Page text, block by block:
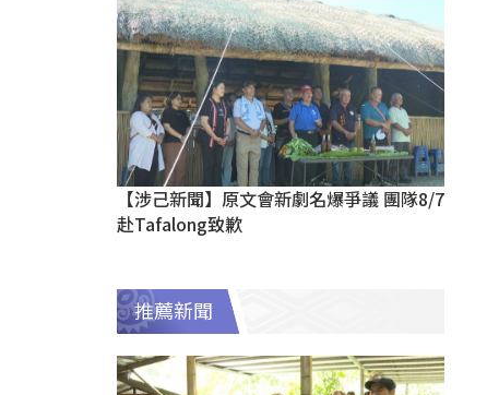
【涉己新聞】原文會新劇名爆爭議 團隊8/7
赴Tafalong致歉
推薦新聞